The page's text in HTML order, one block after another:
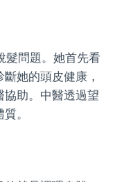
髮問題。她首先看
她的頭皮健康，
助。中醫透過望
。